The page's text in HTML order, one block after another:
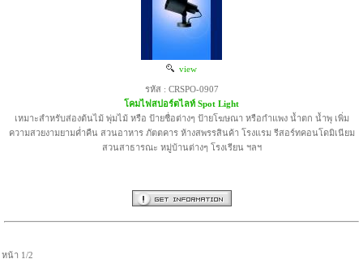
view
รหัส : CRSPO-0907
โคมไฟสปอร์ตไลท์ Spot Light
เหมาะสำหรับส่องต้นไม้ พุ่มไม้ หรือ ป้ายชื่อต่างๆ ป้ายโฆษณา หรือกำแพง น้ำตก น้ำพุ เพิ่ม
ความสวยงามยามค่ำคืน สวนอาหาร ภัตตคาร ห้างสพรรสินค้า โรงแรม รีสอร์ทคอนโดมิเนียม
สวนสาธารณะ หมู่บ้านต่างๆ โรงเรียน ฯลฯ
หน้า 1/2